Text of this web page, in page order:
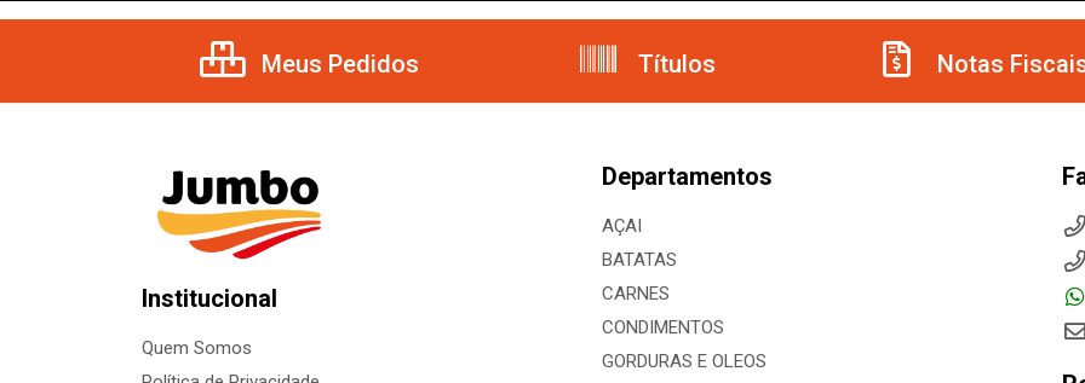
Meus Pedidos Títulos Notas
Institucional
Quem Somos
Departamentos
AÇAI
BATATAS
CARNES
CONDIMENTOS
GORDURAS E OLEOS